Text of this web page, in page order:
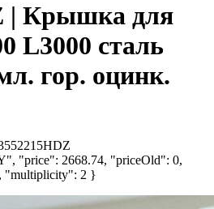
| Крышка для
L3000 сталь
гор. оцинк.
"price": 2668.74, "priceOld": 0,
"multiplicity": 2 }